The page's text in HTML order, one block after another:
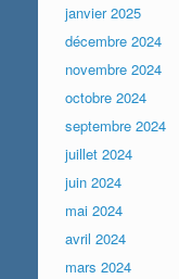
janvier 2025
décembre 2024
novembre 2024
octobre 2024
septembre 2024
juillet 2024
juin 2024
mai 2024
avril 2024
mars 2024